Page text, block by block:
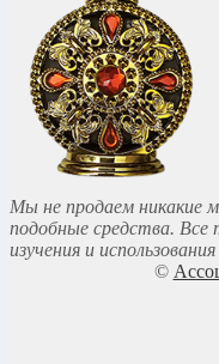
Мы не продаем никакие
подобные средства. Все
изучения и
©